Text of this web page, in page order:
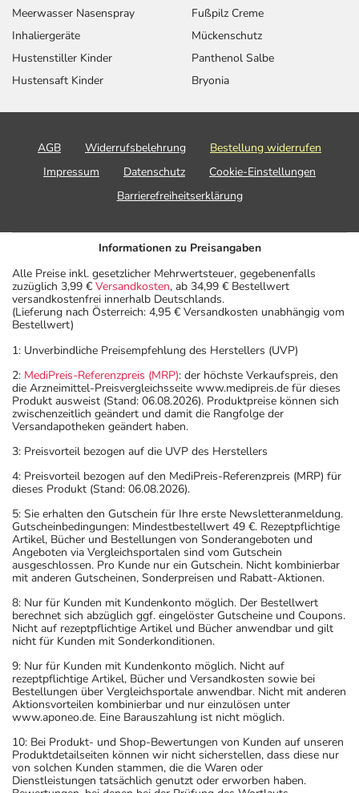
Meerwasser Nasenspray
Inhaliergeräte
Hustenstiller Kinder
Hustensaft Kinder
Fußpilz Creme
Mückenschutz
Panthenol Salbe
Bryonia
AGB Widerrufsbelehrung
Bestellung widerrufen
Impressum
Datenschutz
Cookie-Einstellungen
Barrierefreiheitserklärung
Informationen zu Preisangaben
Alle Preise inkl. gesetzlicher Mehrwertsteuer, gegebenenfalls
zuzüglich 3,99 € Versandkosten, ab 34,99 € Bestellwert
versandkostenfrei innerhalb Deutschlands.
(Lieferung nach Österreich: 4,95 € Versandkosten unabhängig vom
Bestellwert)
1: Unverbindliche Preisempfehlung des Herstellers (UVP)
2: MediPreis-Referenzpreis (MRP): der höchste Verkaufspreis, den
die Arzneimittel-Preisvergleichsseite www.medipreis.de für dieses
Produkt ausweist (Stand: 06.08.2026). Produktpreise können sich
zwischenzeitlich geändert und damit die Rangfolge der
Versandapotheken geändert haben.
3: Preisvorteil bezogen auf die UVP des Herstellers
4: Preisvorteil bezogen auf den MediPreis-Referenzpreis (MRP) für
dieses Produkt (Stand: 06.08.2026).
5: Sie erhalten den Gutschein für Ihre erste Newsletteranmeldung.
Gutscheinbedingungen: Mindestbestellwert 49 €. Rezeptpflichtige
Artikel, Bücher und Bestellungen von Sonderangeboten und
Angeboten via Vergleichsportalen sind vom Gutschein
ausgeschlossen. Pro Kunde nur ein Gutschein. Nicht kombinierbar
mit anderen Gutscheinen, Sonderpreisen und Rabatt-Aktionen.
8: Nur für Kunden mit Kundenkonto möglich. Der Bestellwert
berechnet sich abzüglich ggf. eingelöster Gutscheine und Coupons.
Nicht auf rezeptpflichtige Artikel und Bücher anwendbar und gilt
nicht für Kunden mit Sonderkonditionen.
9: Nur für Kunden mit Kundenkonto möglich. Nicht auf
rezeptpflichtige Artikel, Bücher und Versandkosten sowie bei
Bestellungen über Vergleichsportale anwendbar. Nicht mit anderen
Aktionsvorteilen kombinierbar und nur einzulösen unter
www.aponeo.de. Eine Barauszahlung ist nicht möglich.
10: Bei Produkt- und Shop-Bewertungen von Kunden auf unseren
Produktdetailseiten können wir nicht sicherstellen, dass diese nur
von solchen Kunden stammen, die die Waren oder
Dienstleistungen tatsächlich genutzt oder erworben haben.